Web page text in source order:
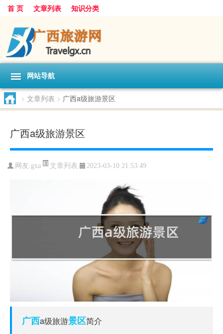
首 页 文章列表 知识分类
网站导航
> 文章列表 > 广西a级旅游景区
广西a级旅游景区
网友:gxa 文章列表 2023-03-10 21:53:49
广西a级旅游景区简介